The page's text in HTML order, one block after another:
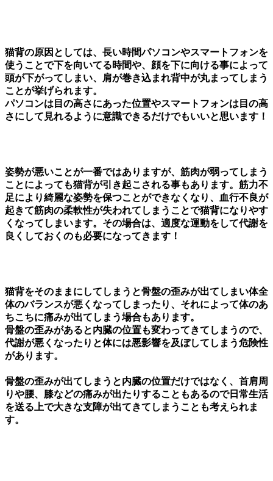
猫背の原因としては、長い時間パソコンやスマートフォンを
使うことで下を向いてる時間や、顔を下に向ける事によって
頭が下がってしまい、肩が巻き込まれ背中が丸まってしまう
ことが挙げられます。
パソコンは目の高さにあった位置やスマートフォンは目の高
さにして見れるように意識できるだけでもいいと思います！
姿勢が悪いことが一番ではありますが、筋肉が弱ってしまう
ことによっても猫背が引き起こされる事もあります。筋力不
足により綺麗な姿勢を保つことができなくなり、血行不良が
起きて筋肉の柔軟性が失われてしまうことで猫背になりやす
くなってしまいます。その場合は、適度な運動をして代謝を
良くしておくのも必要になってきます！
猫背をそのままにしてしまうと骨盤の歪みが出てしまい体全
体のバランスが悪くなってしまったり、それによって体のあ
ちこちに痛みが出てしまう場合もあります。
骨盤の歪みがあると内臓の位置も変わってきてしまうので、
代謝が悪くなったりと体には悪影響を及ぼしてしまう危険性
があります。
骨盤の歪みが出てしまうと内臓の位置だけではなく、首肩周
りや腰、膝などの痛みが出たりすることもあるので日常生活
を送る上で大きな支障が出てきてしまうことも考えられま
す。